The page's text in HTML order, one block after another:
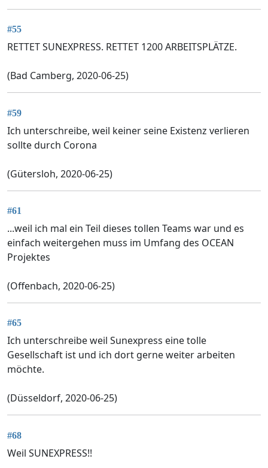
#55
RETTET SUNEXPRESS. RETTET 1200 ARBEITSPLÄTZE.
(Bad Camberg, 2020-06-25)
#59
Ich unterschreibe, weil keiner seine Existenz verlieren
sollte durch Corona
(Gütersloh, 2020-06-25)
#61
...weil ich mal ein Teil dieses tollen Teams war und es
einfach weitergehen muss im Umfang des OCEAN
Projektes
(Offenbach, 2020-06-25)
#65
Ich unterschreibe weil Sunexpress eine tolle
Gesellschaft ist und ich dort gerne weiter arbeiten
möchte.
(Düsseldorf, 2020-06-25)
#68
Weil SUNEXPRESS!!